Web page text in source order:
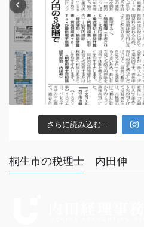
さらに読み込む...
桐生市の税理士 内田伸